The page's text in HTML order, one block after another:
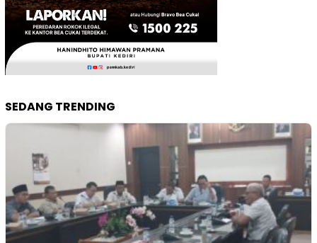
SEDANG TRENDING